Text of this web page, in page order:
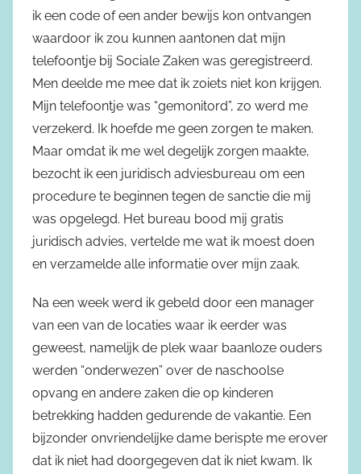
ik een code of een ander bewijs kon ontvangen
waardoor ik zou kunnen aantonen dat mijn
telefoontje bij Sociale Zaken was geregistreerd.
Men deelde me mee dat ik zoiets niet kon krijgen.
Mijn telefoontje was “gemonitord”, zo werd me
verzekerd. Ik hoefde me geen zorgen te maken.
Maar omdat ik me wel degelijk zorgen maakte,
bezocht ik een juridisch adviesbureau om een
procedure te beginnen tegen de sanctie die mij
was opgelegd. Het bureau bood mij gratis
juridisch advies, vertelde me wat ik moest doen
en verzamelde alle informatie over mijn zaak.
Na een week werd ik gebeld door een manager
van een van de locaties waar ik eerder was
geweest, namelijk de plek waar baanloze ouders
werden “onderwezen” over de naschoolse
opvang en andere zaken die op kinderen
betrekking hadden gedurende de vakantie. Een
bijzonder onvriendelijke dame berispte me erover
dat ik niet had doorgegeven dat ik niet kwam. Ik